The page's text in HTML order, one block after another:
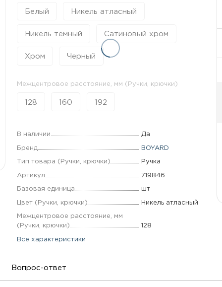
Белый Никель атласный
Никель темный Сатиновый хром
Хром Черный
Межцентровое расстояние, мм (Ручки, крючки)
128 160 192
В наличии Да
Бренд BOYARD
Тип товара (Ручки, крючки) Ручка
Артикул 719846
Базовая единица шт
Цвет (Ручки, крючки) Никель атласный
Межцентровое расстояние, мм
(Ручки, крючки)
128
Все характеристики
Вопрос-ответ